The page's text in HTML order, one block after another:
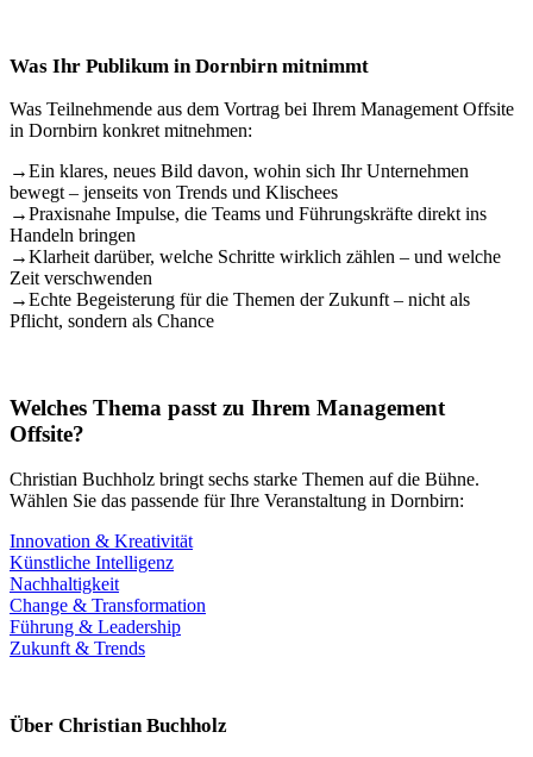
Was Ihr Publikum in Dornbirn mitnimmt
Was Teilnehmende aus dem Vortrag bei Ihrem Management Offsite
in Dornbirn konkret mitnehmen:
→Ein klares, neues Bild davon, wohin sich Ihr Unternehmen
bewegt – jenseits von Trends und Klischees
→Praxisnahe Impulse, die Teams und Führungskräfte direkt ins
Handeln bringen
→Klarheit darüber, welche Schritte wirklich zählen – und welche
Zeit verschwenden
→Echte Begeisterung für die Themen der Zukunft – nicht als
Pflicht, sondern als Chance
Welches Thema passt zu Ihrem Management
Offsite?
Christian Buchholz bringt sechs starke Themen auf die Bühne.
Wählen Sie das passende für Ihre Veranstaltung in Dornbirn:
Innovation & Kreativität
Künstliche Intelligenz
Nachhaltigkeit
Change & Transformation
Führung & Leadership
Zukunft & Trends
Über Christian Buchholz